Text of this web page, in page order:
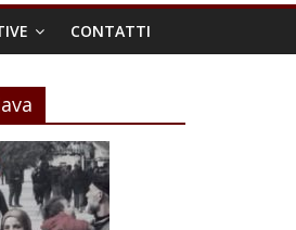
CONTATTI